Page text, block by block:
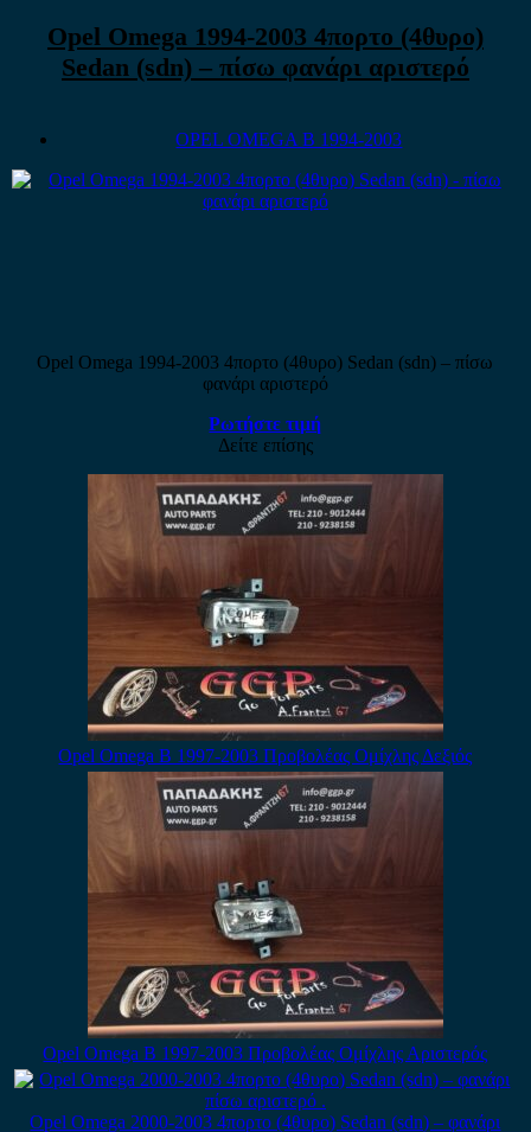
Opel Omega 1994-2003 4πορτο (4θυρο)
Sedan (sdn) – πίσω φανάρι αριστερό
OPEL OMEGA B 1994-2003
Opel Omega 1994-2003 4πορτο (4θυρο) Sedan (sdn) – πίσω
φανάρι αριστερό
Ρωτήστε τιμή
Δείτε επίσης
Opel Omega B 1997-2003 Προβολέας Ομίχλης Δεξιός
Opel Omega B 1997-2003 Προβολέας Ομίχλης Αριστερός
Opel Omega 2000-2003 4πορτο (4θυρο) Sedan (sdn) – φανάρι